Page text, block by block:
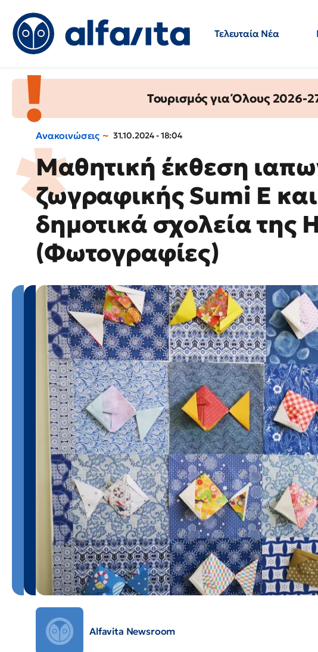
Τελευταία Νέα
Τουρισμός για Όλους
Ανακοινώσεις 31.10.2024 - 18:04
Μαθητική έκθεση
ζωγραφικής Sumi E
δημοτικά σχολεία της
(Φωτογραφίες)
Alfavita Newsroom